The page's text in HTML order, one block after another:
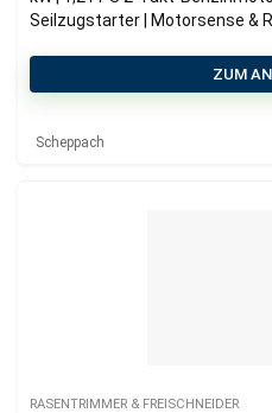
Seilzugstarter | Motorsense &
ZUM
Scheppach
RASENTRIMMER & FREISCHNEIDER